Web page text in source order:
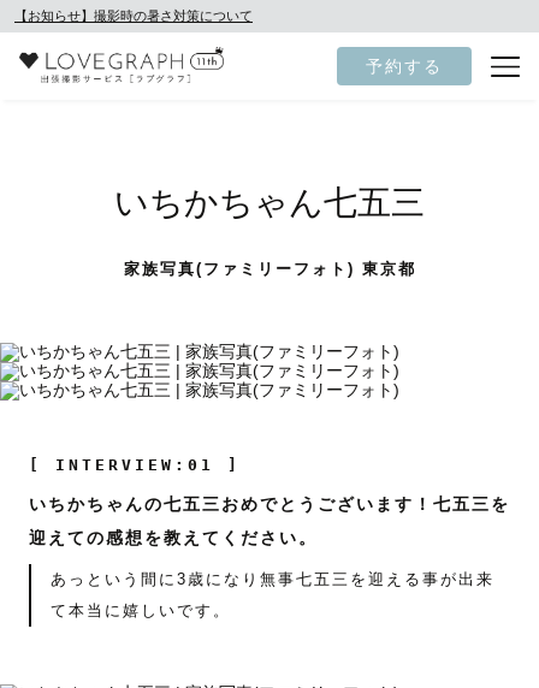
【お知らせ】撮影時の暑さ対策について
予約する
いちかちゃん七五三
家族写真(ファミリーフォト) 東京都
[ INTERVIEW:01 ]
いちかちゃんの七五三おめでとうございます！七五三を
迎えての感想を教えてください。
あっという間に3歳になり無事七五三を迎える事が出来
て本当に嬉しいです。